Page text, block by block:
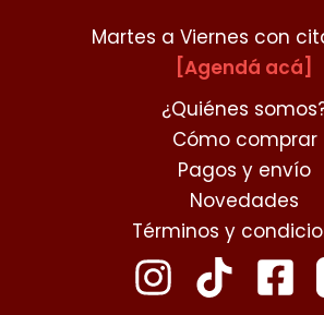
Martes a Viernes con
[Agendá acá]
¿Quiénes
Cómo comprar
Pagos y envío
Novedades
Términos y